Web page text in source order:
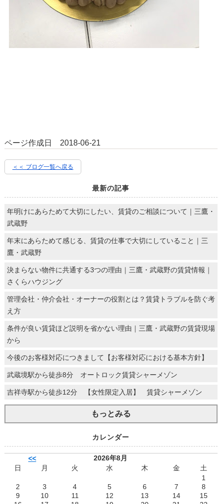
ページ作成日 2018-06-21
＜＜ ブログ一覧へ戻る
最新の記事
年明けにあらためて大切にしたい、賃貸のご相談について｜三鷹・
武蔵野
年末にあらためて感じる、賃貸の仕事で大切にしていること｜三
鷹・武蔵野
決まらない物件に共通する3つの理由｜三鷹・武蔵野の賃貸情報｜
さくらハウジング
管理会社・仲介会社・オーナーの役割とは？賃貸トラブルを防ぐ考
え方
条件が良い賃貸ほど説明を省かない理由｜三鷹・武蔵野の賃貸現場
から
今後のお客様対応につきまして【お客様対応における基本方針】
武蔵境駅から徒歩8分 オートロック賃貸シャーメゾン
吉祥寺駅から徒歩12分 【女性限定入居】 賃貸シャーメゾン
もっとみる
カレンダー
<<
2026年8月
日
月 火 水 木 金
土
1
2
3 4 5 6 7
8
9
10 11 12 13 14
15